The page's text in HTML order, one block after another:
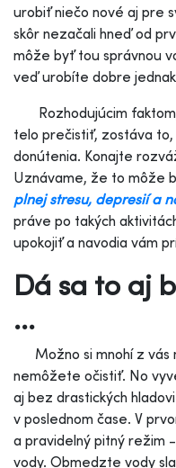
urobiť niečo nové aj pre
skôr nezačali hneď od
môže byť tou správnou
veď urobíte dobre
Rozhodujúcim
telo prečistiť, zostáva
donútenia. Konajte
Uznávame, že to môže
plnej stresu, depresií a
práve po takých
upokojiť a navodia vám
Dá sa to aj
...
Možno si mnohí z vás
nemôžete očistiť. No
aj bez drastických
v poslednom čase. V
a pravidelný pitný režim
vody. Obmedzte vody